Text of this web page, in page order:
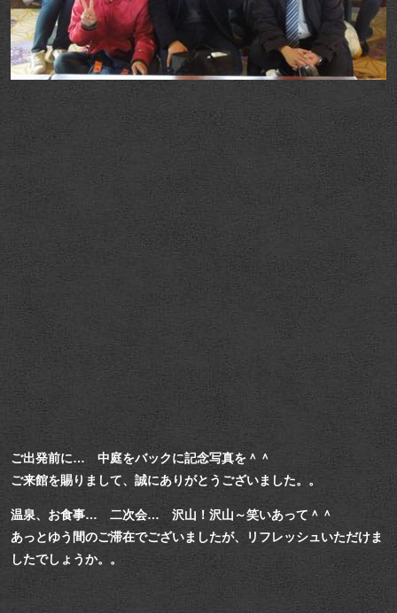
ご出発前に… 中庭をバックに記念写真を＾＾
ご来館を賜りまして、誠にありがとうございました。。
温泉、お食事… 二次会… 沢山！沢山～笑いあって＾＾
あっとゆう間のご滞在でございましたが、リフレッシュいただけま
したでしょうか。。